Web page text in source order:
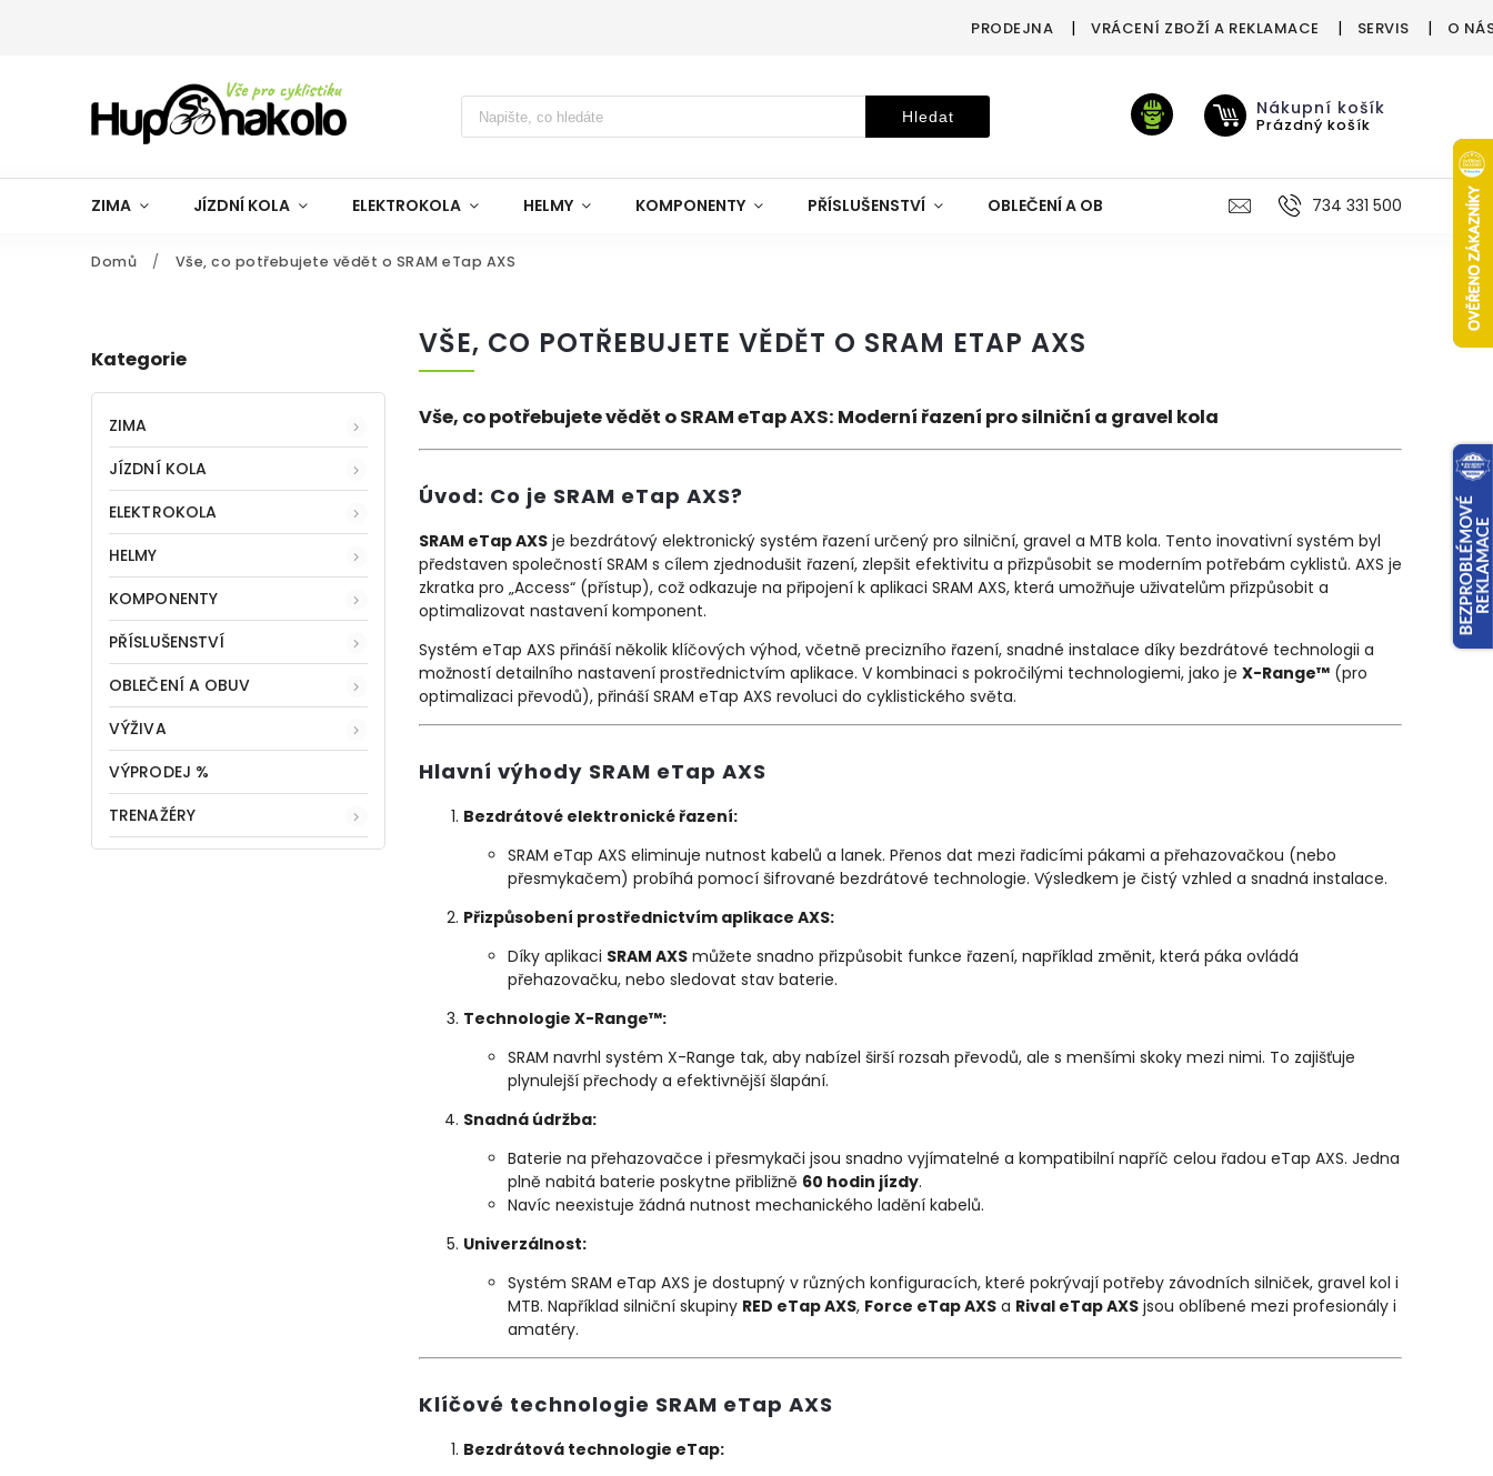
PRODEJNA VRÁCENÍ ZBOŽÍ A REKLAMACE SERVIS O
Hledat Nákupní košík
Prázdný košík
ZIMA JÍZDNÍ KOLA ELEKTROKOLA HELMY KOMPONENTY PŘÍSLUŠENSTVÍ OBLEČENÍ A OBUV VÝŽIVA VÝPRODEJ %
734 331 500
Domů / Vše, co potřebujete vědět o SRAM eTap AXS
Kategorie
ZIMA
JÍZDNÍ KOLA
ELEKTROKOLA
HELMY
KOMPONENTY
PŘÍSLUŠENSTVÍ
OBLEČENÍ A OBUV
VÝŽIVA
VÝPRODEJ %
TRENAŽÉRY
VŠE, CO POTŘEBUJETE VĚDĚT O SRAM ETAP AXS
Vše, co potřebujete vědět o SRAM eTap AXS: Moderní řazení pro silniční a gravel kola
Úvod: Co je SRAM eTap AXS?
SRAM eTap AXS je bezdrátový elektronický systém řazení určený pro silniční, gravel a MTB kola. Tento inovativní systém byl
představen společností SRAM s cílem zjednodušit řazení, zlepšit efektivitu a přizpůsobit se moderním potřebám cyklistů. AXS je
zkratka pro „Access“ (přístup), což odkazuje na připojení k aplikaci SRAM AXS, která umožňuje uživatelům přizpůsobit a
optimalizovat nastavení komponent.
Systém eTap AXS přináší několik klíčových výhod, včetně precizního řazení, snadné instalace díky bezdrátové technologii a
možností detailního nastavení prostřednictvím aplikace. V kombinaci s pokročilými technologiemi, jako je X-Range™ (pro
optimalizaci převodů), přináší SRAM eTap AXS revoluci do cyklistického světa.
Hlavní výhody SRAM eTap AXS
Bezdrátové elektronické řazení:
SRAM eTap AXS eliminuje nutnost kabelů a lanek. Přenos dat mezi řadicími pákami a přehazovačkou (nebo
přesmykačem) probíhá pomocí šifrované bezdrátové technologie. Výsledkem je čistý vzhled a snadná instalace.
Přizpůsobení prostřednictvím aplikace AXS:
Díky aplikaci SRAM AXS můžete snadno přizpůsobit funkce řazení, například změnit, která páka ovládá
přehazovačku, nebo sledovat stav baterie.
Technologie X-Range™:
SRAM navrhl systém X-Range tak, aby nabízel širší rozsah převodů, ale s menšími skoky mezi nimi. To zajišťuje
plynulejší přechody a efektivnější šlapání.
Snadná údržba:
Baterie na přehazovačce i přesmykači jsou snadno vyjímatelné a kompatibilní napříč celou řadou eTap AXS. Jedna
plně nabitá baterie poskytne přibližně 60 hodin jízdy.
Navíc neexistuje žádná nutnost mechanického ladění kabelů.
Univerzálnost:
Systém SRAM eTap AXS je dostupný v různých konfiguracích, které pokrývají potřeby závodních silniček, gravel kol i
MTB. Například silniční skupiny RED eTap AXS, Force eTap AXS a Rival eTap AXS jsou oblíbené mezi profesionály i
amatéry.
Klíčové technologie SRAM eTap AXS
Bezdrátová technologie eTap: